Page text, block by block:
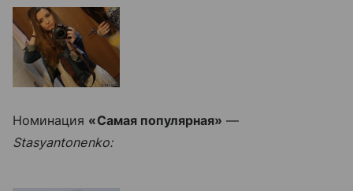
Номинация «Самая популярная» —
Stasyantonenko: